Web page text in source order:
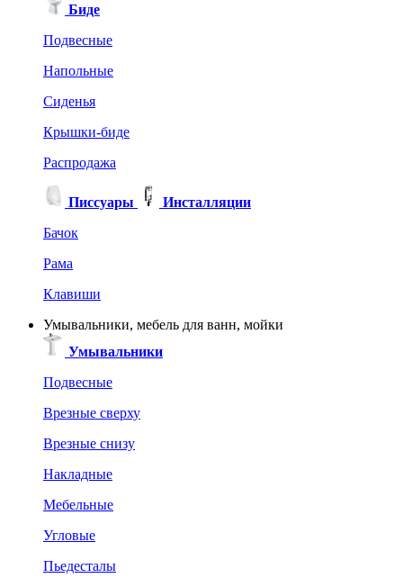
Биде
Подвесные
Напольные
Сиденья
Крышки-биде
Распродажа
Писсуары
Инсталляции
Бачок
Рама
Клавиши
Умывальники, мебель для ванн, мойки
Умывальники
Подвесные
Врезные сверху
Врезные снизу
Накладные
Мебельные
Угловые
Пьедесталы